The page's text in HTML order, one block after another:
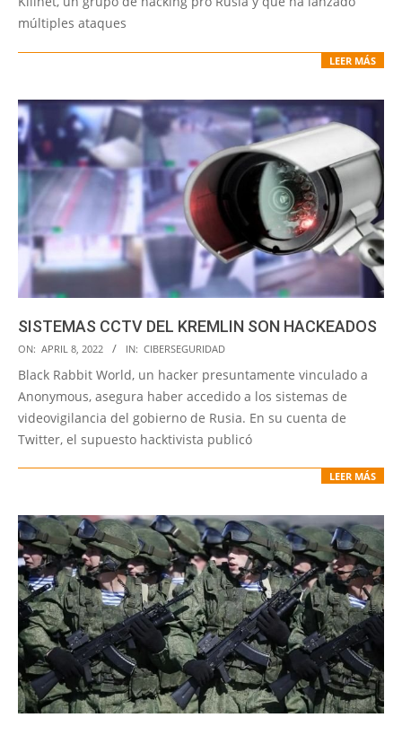
múltiples ataques
LEER MÁS
SISTEMAS CCTV DEL KREMLIN SON HACKEADOS
2022-
04-
08
ON: APRIL 8, 2022 IN: CIBERSEGURIDAD
Black Rabbit World, un hacker presuntamente vinculado a
Anonymous, asegura haber accedido a los sistemas de
videovigilancia del gobierno de Rusia. En su cuenta de
Twitter, el supuesto hacktivista publicó
LEER MÁS